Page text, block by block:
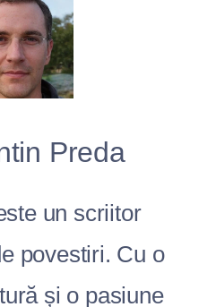
Preda
un scriitor
povestiri. Cu o
și o pasiune